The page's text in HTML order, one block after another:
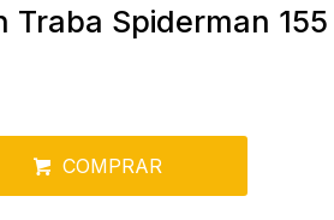
Traba Spiderman
COMPRAR